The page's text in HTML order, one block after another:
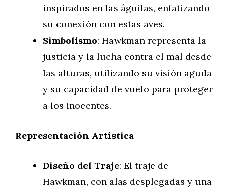
inspirados en las águilas, enfatizando
su conexión con estas aves.
Simbolismo: Hawkman representa la
justicia y la lucha contra el mal desde
las alturas, utilizando su visión aguda
y su capacidad de vuelo para proteger
a los inocentes.
Representación Artística
Diseño del Traje: El traje de
Hawkman, con alas desplegadas y una